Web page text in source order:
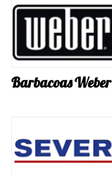
Barbacoas Weber